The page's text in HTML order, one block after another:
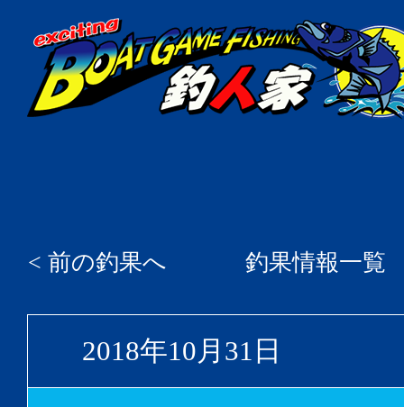
< 前の釣果へ 釣果情報一覧
2018年10月31日